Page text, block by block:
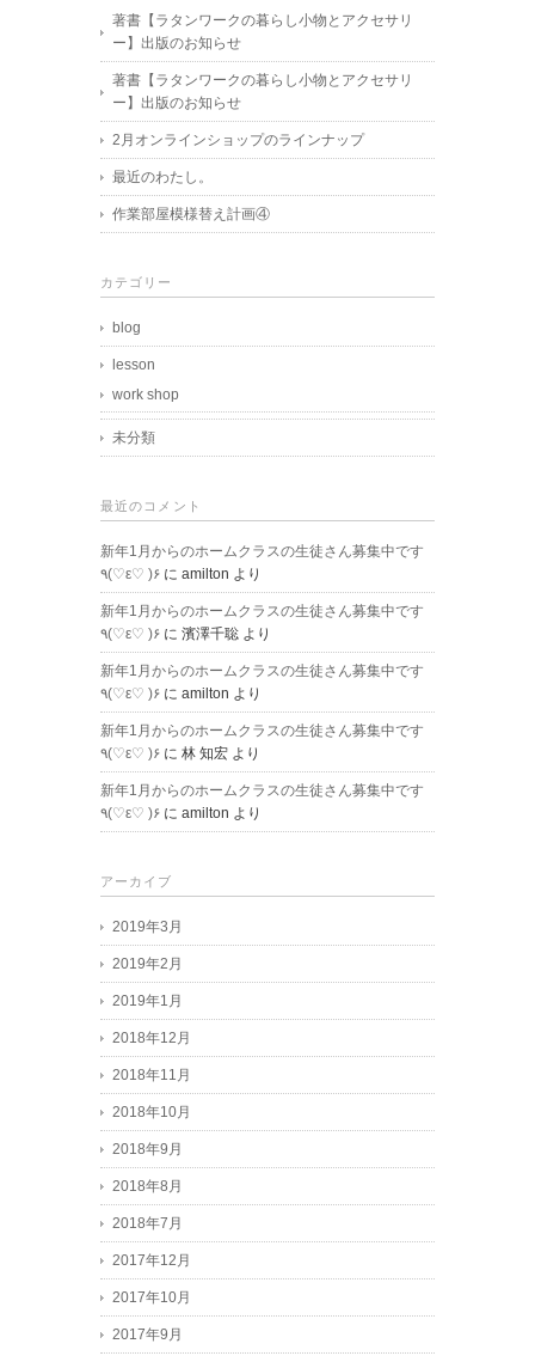
著書【ラタンワークの暮らし小物とアクセサリ
ー】出版のお知らせ
著書【ラタンワークの暮らし小物とアクセサリ
ー】出版のお知らせ
2月オンラインショップのラインナップ
最近のわたし。
作業部屋模様替え計画④
カテゴリー
blog
lesson
work shop
未分類
最近のコメント
新年1月からのホームクラスの生徒さん募集中です
٩(♡ε♡ )۶ に amilton より
新年1月からのホームクラスの生徒さん募集中です
٩(♡ε♡ )۶ に 濱澤千聡 より
新年1月からのホームクラスの生徒さん募集中です
٩(♡ε♡ )۶ に amilton より
新年1月からのホームクラスの生徒さん募集中です
٩(♡ε♡ )۶ に 林 知宏 より
新年1月からのホームクラスの生徒さん募集中です
٩(♡ε♡ )۶ に amilton より
アーカイブ
2019年3月
2019年2月
2019年1月
2018年12月
2018年11月
2018年10月
2018年9月
2018年8月
2018年7月
2017年12月
2017年10月
2017年9月